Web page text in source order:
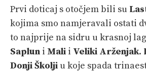
Prvi doticaj s otočjem bili su
kojima smo namjeravali ostati
to najprije na sidru u krasnoj
Saplun i Mali i Veliki Arženjak.
Donji Školji u koje spada